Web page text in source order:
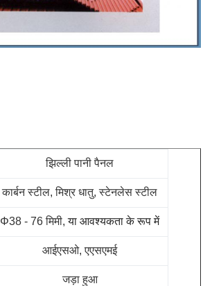
झिल्ली पानी पैनल
कार्बन स्टील, मिश्र धातु, स्टेनलेस स्टील
Φ38 - 76 मिमी,या आवश्यकता के रूप में
आईएसओ, एएसएमई
जड़ा हुआ